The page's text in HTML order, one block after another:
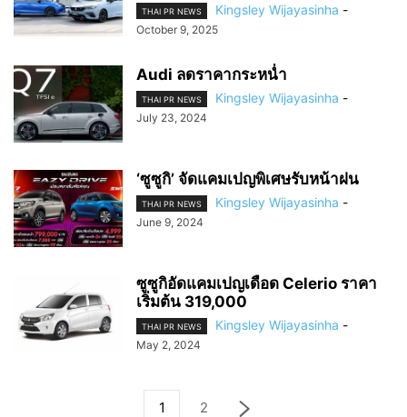
THAI PR NEWS Kingsley Wijayasinha -
October 9, 2025
Audi ลดราคากระหน่ำ
THAI PR NEWS Kingsley Wijayasinha -
July 23, 2024
‘ซูซูกิ’ จัดแคมเปญพิเศษรับหน้าฝน
THAI PR NEWS Kingsley Wijayasinha -
June 9, 2024
ซูซูกิอัดแคมเปญเดือด Celerio ราคา
เริ่มต้น 319,000
THAI PR NEWS Kingsley Wijayasinha -
May 2, 2024
1 2